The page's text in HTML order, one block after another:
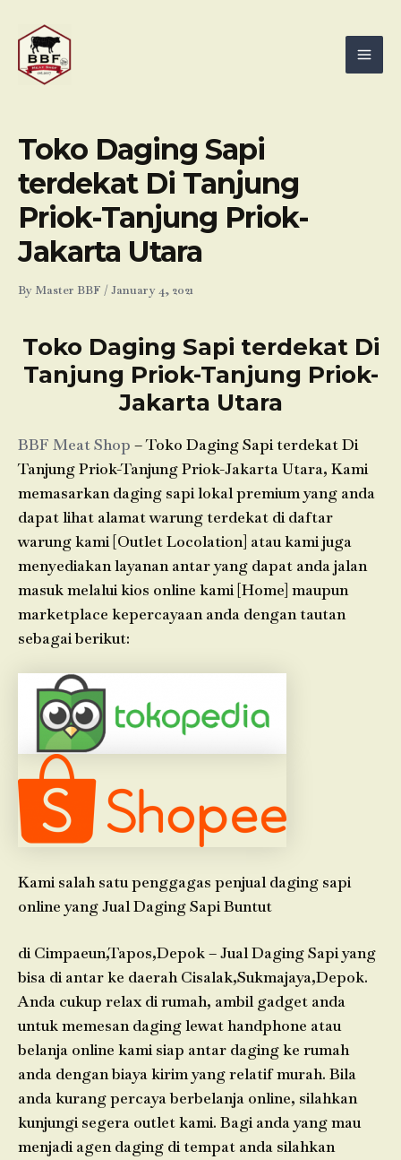
content
Toko Daging Sapi
terdekat Di Tanjung
Priok-Tanjung Priok-
Jakarta Utara
By Master BBF /January 4, 2021
Toko Daging Sapi terdekat Di
Tanjung Priok-Tanjung Priok-
Jakarta Utara
BBF Meat Shop – Toko Daging Sapi terdekat Di
Tanjung Priok-Tanjung Priok-Jakarta Utara, Kami
memasarkan daging sapi lokal premium yang anda
dapat lihat alamat warung terdekat di daftar
warung kami [Outlet Locolation] atau kami juga
menyediakan layanan antar yang dapat anda jalan
masuk melalui kios online kami [Home] maupun
marketplace kepercayaan anda dengan tautan
sebagai berikut:
Kami salah satu penggagas penjual daging sapi
online yang Jual Daging Sapi Buntut
di Cimpaeun,Tapos,Depok – Jual Daging Sapi yang
bisa di antar ke daerah Cisalak,Sukmajaya,Depok.
Anda cukup relax di rumah, ambil gadget anda
untuk memesan daging lewat handphone atau
belanja online kami siap antar daging ke rumah
anda dengan biaya kirim yang relatif murah. Bila
anda kurang percaya berbelanja online, silahkan
kunjungi segera outlet kami. Bagi anda yang mau
menjadi agen daging di tempat anda silahkan